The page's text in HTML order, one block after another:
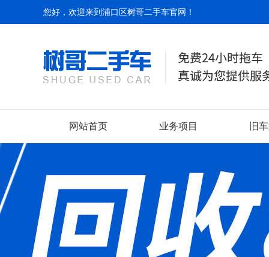
您好，欢迎来到浦口区树哥二手车官网！
网站首页 业务项目 旧